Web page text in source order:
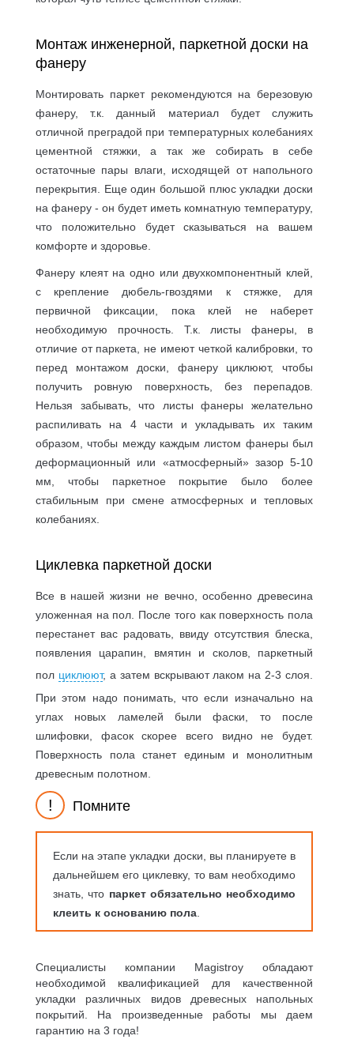
Монтаж инженерной, паркетной доски на
фанеру
Монтировать паркет рекомендуются на березовую
фанеру, т.к. данный материал будет служить
отличной преградой при температурных колебаниях
цементной стяжки, а так же собирать в себе
остаточные пары влаги, исходящей от напольного
перекрытия. Еще один большой плюс укладки доски
на фанеру - он будет иметь комнатную температуру,
что положительно будет сказываться на вашем
комфорте и здоровье.
Фанеру клеят на одно или двухкомпонентный клей,
с крепление дюбель-гвоздями к стяжке, для
первичной фиксации, пока клей не наберет
необходимую прочность. Т.к. листы фанеры, в
отличие от паркета, не имеют четкой калибровки, то
перед монтажом доски, фанеру циклюют, чтобы
получить ровную поверхность, без перепадов.
Нельзя забывать, что листы фанеры желательно
распиливать на 4 части и укладывать их таким
образом, чтобы между каждым листом фанеры был
деформационный или «атмосферный» зазор 5-10
мм, чтобы паркетное покрытие было более
стабильным при смене атмосферных и тепловых
колебаниях.
Циклевка паркетной доски
Все в нашей жизни не вечно, особенно древесина
уложенная на пол. После того как поверхность пола
перестанет вас радовать, ввиду отсутствия блеска,
появления царапин, вмятин и сколов, паркетный
пол циклюют, а затем вскрывают лаком на 2-3 слоя.
При этом надо понимать, что если изначально на
углах новых ламелей были фаски, то после
шлифовки, фасок скорее всего видно не будет.
Поверхность пола станет единым и монолитным
древесным полотном.
! Помните
Если на этапе укладки доски, вы планируете в
дальнейшем его циклевку, то вам необходимо
знать, что паркет обязательно необходимо
клеить к основанию пола
Специалисты компании Magistroy обладают
необходимой квалификацией для качественной
укладки различных видов древесных напольных
покрытий. На произведенные работы мы даем
гарантию на 3 года!